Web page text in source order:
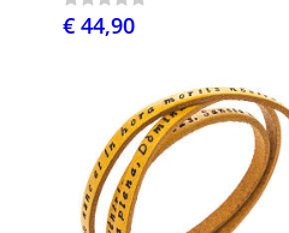
€ 44,90